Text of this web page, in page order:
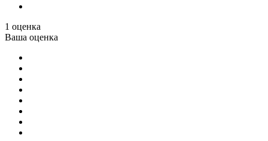
1 оценка
Ваша оценка